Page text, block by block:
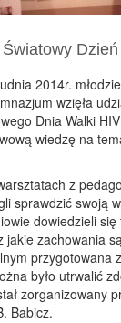
2014r.
wzięła
Dnia Walki
wiedzę na
z
sprawdzić swoją
dowiedzieli
jakie zachowania
przygotowana
było utrwalić
zorganizowany
Babicz.